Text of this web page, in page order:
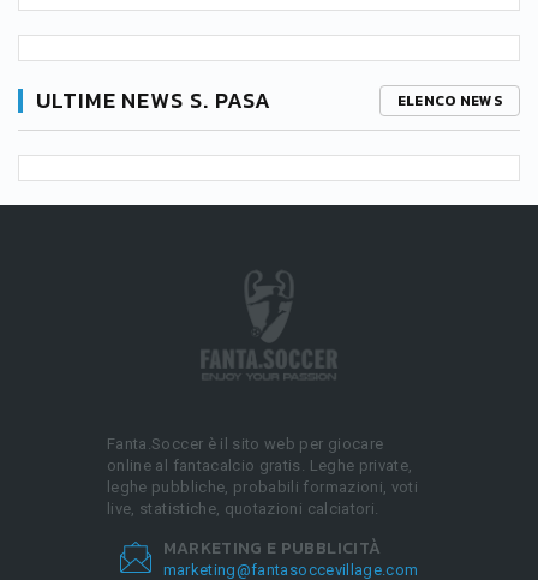
ULTIME NEWS S. PASA ELENCO NEWS
Fanta.Soccer è il sito web per giocare
online al fantacalcio gratis. Leghe private,
leghe pubbliche, probabili formazioni, voti
live, statistiche, quotazioni calciatori.
MARKETING E PUBBLICITÀ
marketing@fantasoccevillage.com